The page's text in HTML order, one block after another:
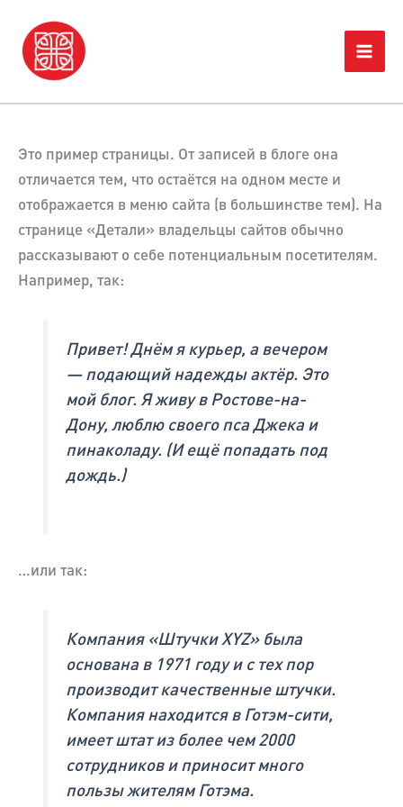
content
Home
Это пример страницы. От записей в блоге она
отличается тем, что остаётся на одном месте и
отображается в меню сайта (в большинстве тем). На
странице «Детали» владельцы сайтов обычно
рассказывают о себе потенциальным посетителям.
Например, так:
Привет! Днём я курьер, а вечером
— подающий надежды актёр. Это
мой блог. Я живу в Ростове-на-
Дону, люблю своего пса Джека и
пинаколаду. (И ещё попадать под
дождь.)
…или так:
Компания «Штучки XYZ» была
основана в 1971 году и с тех пор
производит качественные штучки.
Компания находится в Готэм-сити,
имеет штат из более чем 2000
сотрудников и приносит много
пользы жителям Готэма.